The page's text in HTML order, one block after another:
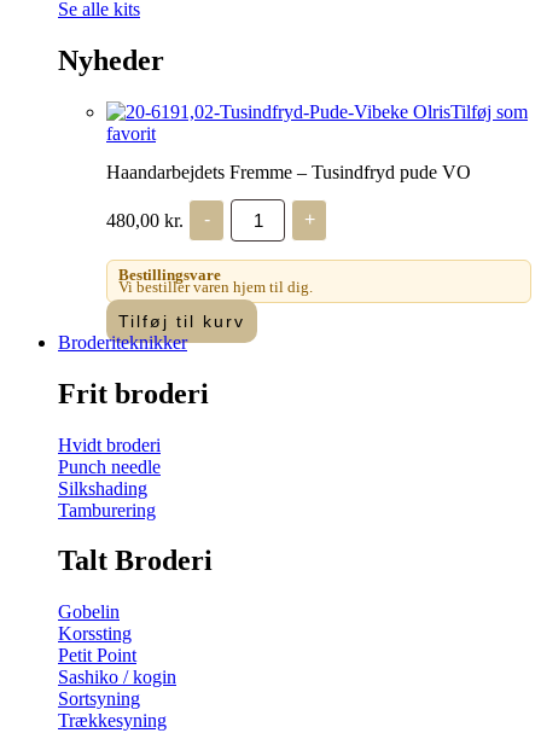
Se alle kits
Nyheder
Tilføj som
favorit
Haandarbejdets Fremme – Tusindfryd pude VO
480,00 kr. -
Haandarbejdets
Fremme
-
Tusindfryd
pude
VO
antal
+
Bestillingsvare
Vi bestiller varen hjem til dig.
Tilføj til kurv
Broderiteknikker
Frit broderi
Hvidt broderi
Punch needle
Silkshading
Tamburering
Talt Broderi
Gobelin
Korssting
Petit Point
Sashiko / kogin
Sortsyning
Trækkesyning